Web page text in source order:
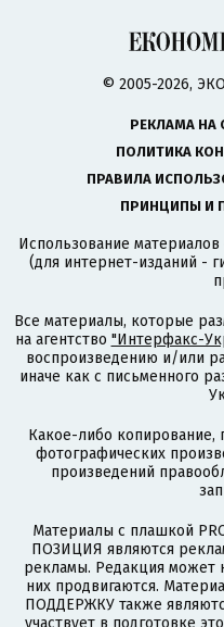
© 2005-2026,
РЕКЛАМА НА
ПОЛИТИКА
ПРАВИЛА
ПРИНЦИПЫ И
Использование
(для интернет-изданий -
Все материалы, которые
на агентство "Интерфакс-
воспроизведению и/или
иначе как с письменного
Какое-либо копирование,
фотографических
произведений
Материалы с плашкой
ПОЗИЦИЯ являются
рекламы. Редакция может
них продвигаются.
ПОДДЕРЖКУ также
участвует в подготовке